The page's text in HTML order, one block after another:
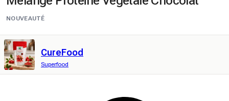
NOUVEAUTÉ
CureFood
Superfood